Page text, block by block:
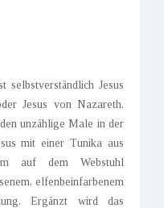
Jesus
Jesus von Nazareth.
unzählige Male in der
mit einer Tunika aus
auf dem Webstuhl
elfenbeinfarbenem
Ergänzt wird das